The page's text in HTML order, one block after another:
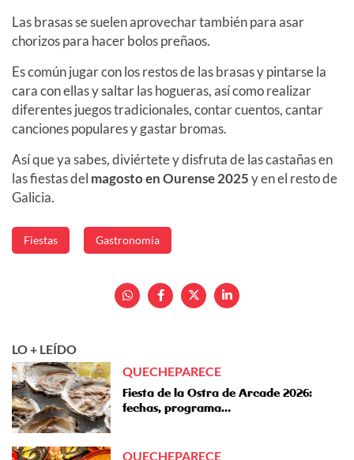
Las brasas se suelen aprovechar también para asar
chorizos para hacer bolos preñaos.
Es común jugar con los restos de las brasas y pintarse la
cara con ellas y saltar las hogueras, así como realizar
diferentes juegos tradicionales, contar cuentos, cantar
canciones populares y gastar bromas.
Así que ya sabes, diviértete y disfruta de las castañas en
las fiestas del magosto en Ourense 2025y en el resto de
Galicia.
Fiestas Gastronomía
LO + LEÍDO
QUECHEPARECE
Fiesta de la Ostra de Arcade 2026:
fechas, programa…
QUECHEPARECE